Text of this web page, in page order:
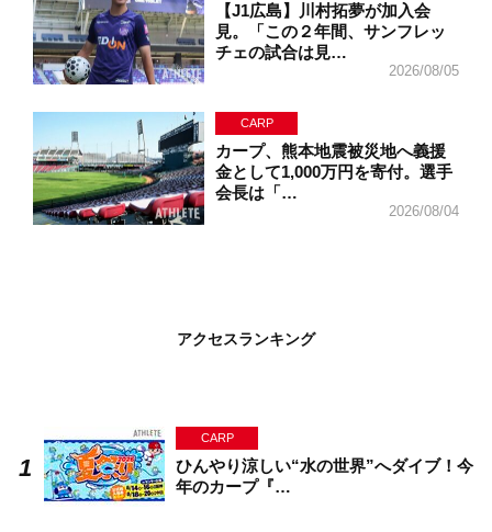
【J1広島】川村拓夢が加入会
見。「この２年間、サンフレッ
チェの試合は見…
2026/08/05
CARP
カープ、熊本地震被災地へ義援
金として1,000万円を寄付。選手
会長は「…
2026/08/04
アクセスランキング
CARP
ひんやり涼しい“水の世界”へダイブ！今
年のカープ『…